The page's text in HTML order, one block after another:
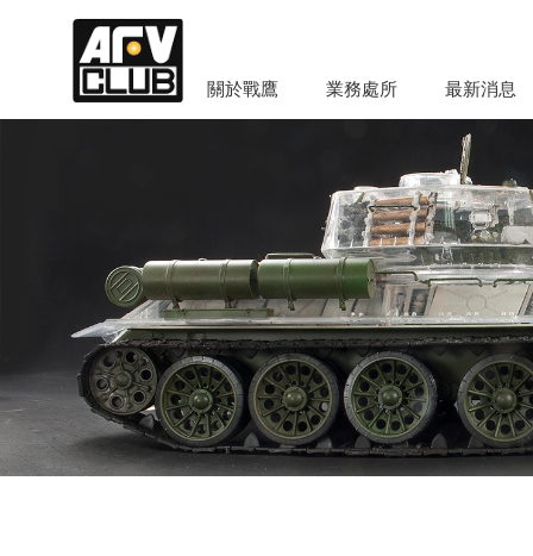
關於戰鷹 業務處所 最新消息